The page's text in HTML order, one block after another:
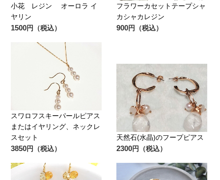
小花 レジン オーロラ イ
ヤリン
1500円（税込）
フラワーカセットテープシャ
カシャカレジン
900円（税込）
スワロフスキーパールピアス
またはイヤリング、ネックレ
スセット
3850円（税込）
天然石(水晶)のフープピアス
2300円（税込）